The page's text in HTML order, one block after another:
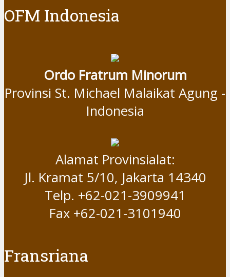
OFM Indonesia
Ordo Fratrum Minorum
Provinsi St. Michael Malaikat Agung -
Indonesia
Alamat Provinsialat:
Jl. Kramat 5/10, Jakarta 14340
Telp. +62-021-3909941
Fax +62-021-3101940
Fransriana